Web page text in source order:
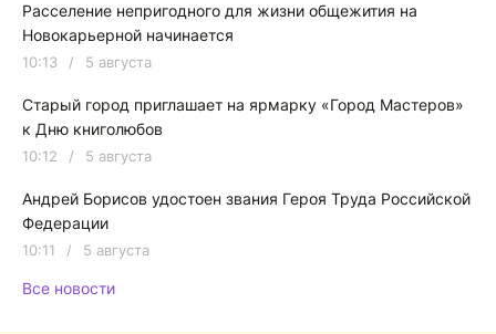
Расселение непригодного для жизни общежития на
Новокарьерной начинается
10:13 / 5 августа
Старый город приглашает на ярмарку «Город Мастеров»
к Дню книголюбов
10:12 / 5 августа
Андрей Борисов удостоен звания Героя Труда Российской
Федерации
10:11 / 5 августа
Все новости